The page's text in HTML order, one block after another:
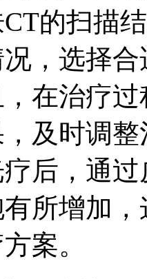
的扫描
，选择
在治疗
及时调
后，通
所增加
案。